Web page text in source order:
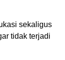
sekaligus
tidak terjadi